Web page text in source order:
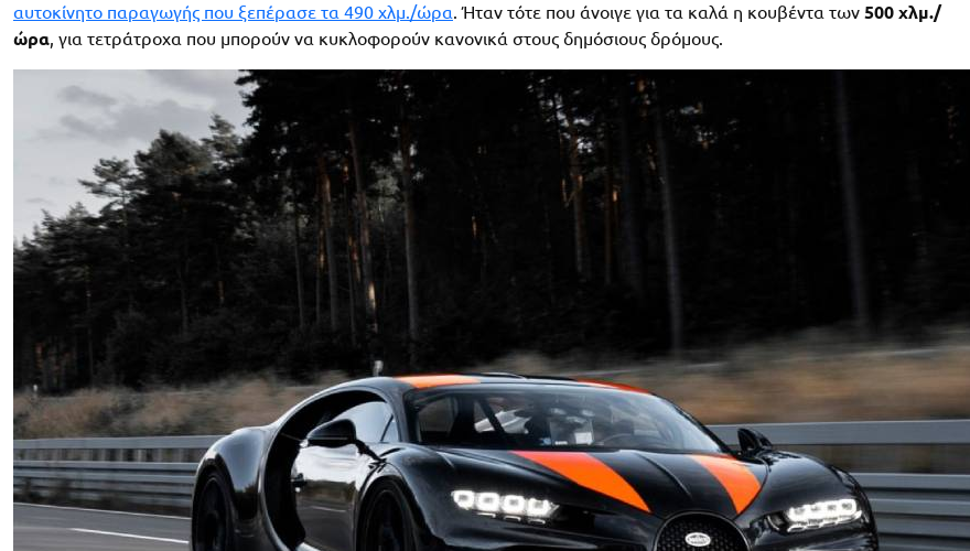
αυτοκίνητο παραγωγής που ξεπέρασε τα 490 χλμ./ώρα. Ήταν τότε που άνοιγε για τα καλά η κουβέντα των 500 χλμ./
ώρα, για τετράτροχα που μπορούν να κυκλοφορούν κανονικά στους δημόσιους δρόμους.